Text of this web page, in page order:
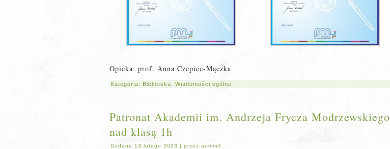
Opieka: prof. Anna Czepiec-Mączka
Kategoria: Biblioteka Wiadomości ogólne
Patronat Akademii im. Andrzeja Frycza Modrzewskiego
nad klasą 1h
Dodane 13 lutego 2023 | przez admin3